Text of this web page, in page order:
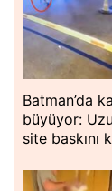
Batman’da
büyüyor:
site baskını